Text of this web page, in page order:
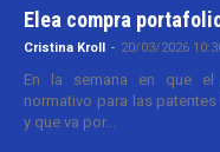
Elea compra
Cristina Kroll - 20/03/2026
En la semana en que el
normativo para las
y que va por...